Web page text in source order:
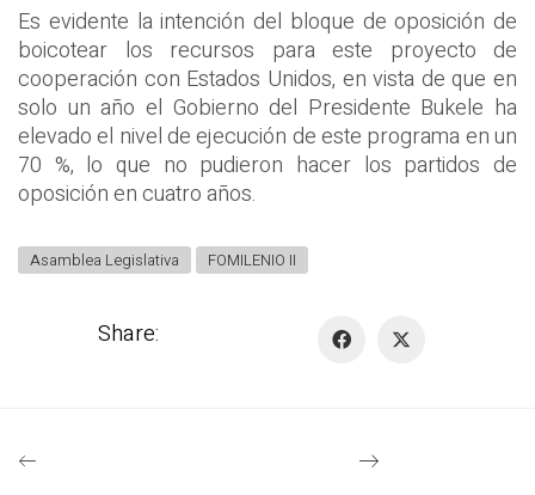
Es evidente la intención del bloque de oposición de
boicotear los recursos para este proyecto de
cooperación con Estados Unidos, en vista de que en
solo un año el Gobierno del Presidente Bukele ha
elevado el nivel de ejecución de este programa en un
70 %, lo que no pudieron hacer los partidos de
oposición en cuatro años.
Asamblea Legislativa FOMILENIO II
Share: